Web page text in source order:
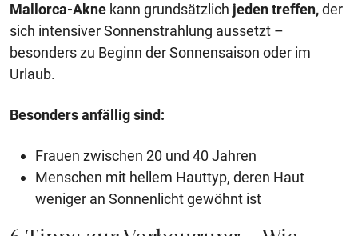
Mallorca-Akne kann grundsätzlich jeden treffen,der
sich intensiver Sonnenstrahlung aussetzt –
besonders zu Beginn der Sonnensaison oder im
Urlaub.
Besonders anfällig sind:
Frauen zwischen 20 und 40 Jahren
Menschen mit hellem Hauttyp, deren Haut
weniger an Sonnenlicht gewöhnt ist